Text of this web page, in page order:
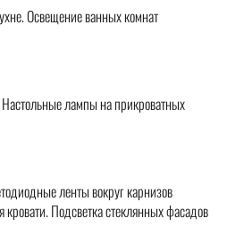
Освещение ванных комнат
лампы на прикроватных
ленты вокруг карнизов
кровати. Подсветка стеклянных фасадов